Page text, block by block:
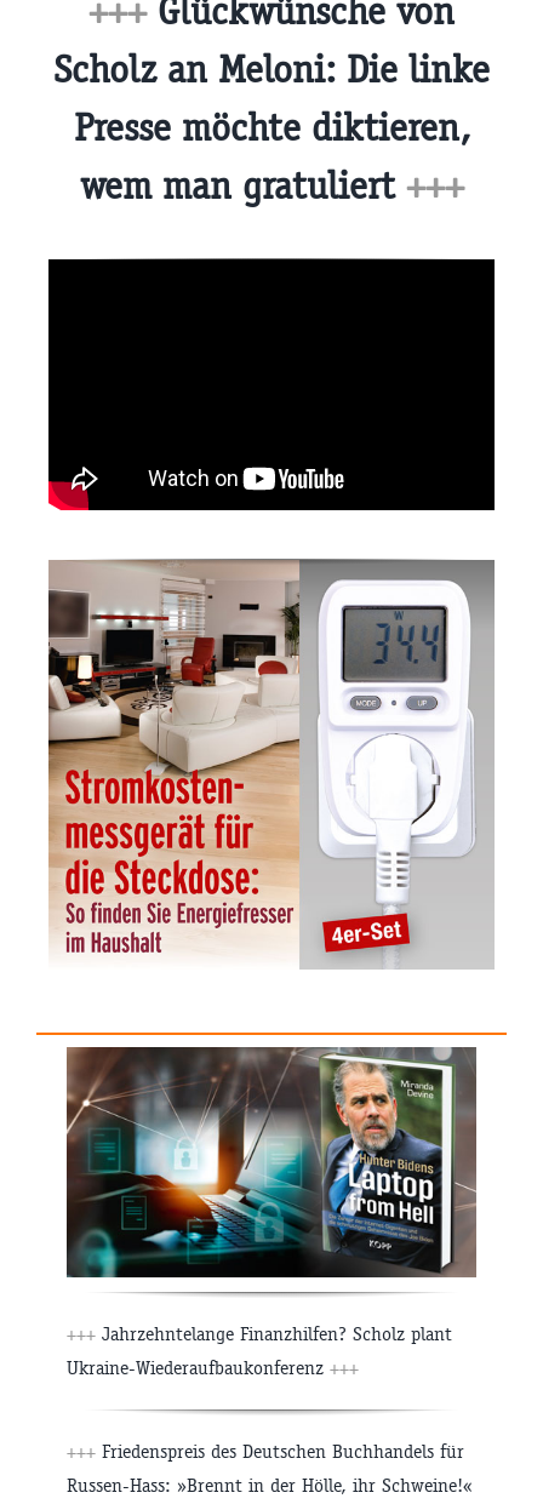
+++Glückwünsche von
Scholz an Meloni: Die linke
Presse möchte diktieren,
wem man gratuliert +++
+++ Jahrzehntelange Finanzhilfen? Scholz plant
Ukraine-Wiederaufbaukonferenz +++
+++ Friedenspreis des Deutschen Buchhandels für
Russen-Hass: »Brennt in der Hölle, ihr Schweine!«